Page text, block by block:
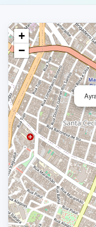
+
−